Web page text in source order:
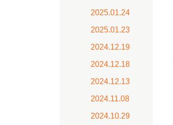
2025.01.24
2025.01.23
2024.12.19
2024.12.18
2024.12.13
2024.11.08
2024.10.29